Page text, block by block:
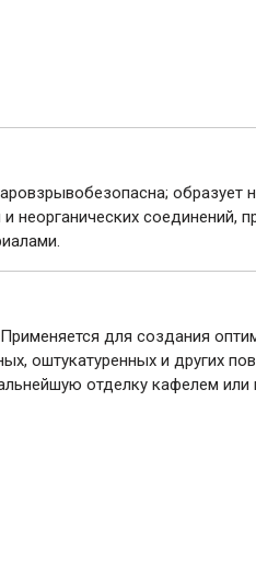
образует
соединений,
для создания
оштукатуренных и других
отделку кафелем или